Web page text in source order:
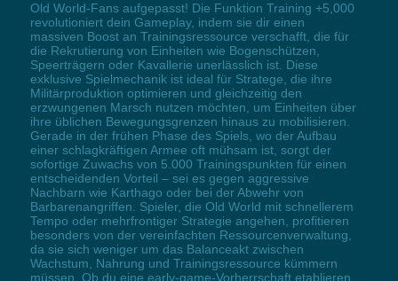
Old World-Fans aufgepasst! Die Funktion Training +5,000
revolutioniert dein Gameplay, indem sie dir einen
massiven Boost an Trainingsressource verschafft, die für
die Rekrutierung von Einheiten wie Bogenschützen,
Speerträgern oder Kavallerie unerlässlich ist. Diese
exklusive Spielmechanik ist ideal für Stratege, die ihre
Militärproduktion optimieren und gleichzeitig den
erzwungenen Marsch nutzen möchten, um Einheiten über
ihre üblichen Bewegungsgrenzen hinaus zu mobilisieren.
Gerade in der frühen Phase des Spiels, wo der Aufbau
einer schlagkräftigen Armee oft mühsam ist, sorgt der
sofortige Zuwachs von 5.000 Trainingspunkten für einen
entscheidenden Vorteil – sei es gegen aggressive
Nachbarn wie Karthago oder bei der Abwehr von
Barbarenangriffen. Spieler, die Old World mit schnellerem
Tempo oder mehrfrontiger Strategie angehen, profitieren
besonders von der vereinfachten Ressourcenverwaltung,
da sie sich weniger um das Balanceakt zwischen
Wachstum, Nahrung und Trainingsressource kümmern
müssen. Ob du eine early-game-Vorherrschaft etablieren,